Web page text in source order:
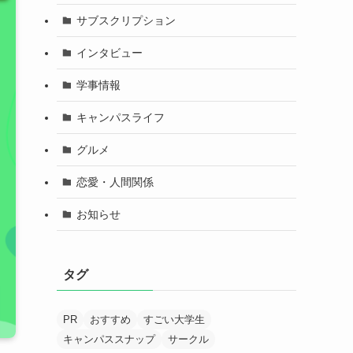
サブスクリプション
インタビュー
学事情報
キャンパスライフ
グルメ
恋愛・人間関係
お知らせ
タグ
PR おすすめ
すごい大学生
キャンパススナップ
サークル